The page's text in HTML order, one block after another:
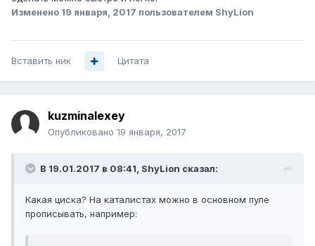
Изменено 19 января, 2017 пользователем ShyLion
Вставить ник Цитата
kuzminalexey
Опубликовано 19 января, 2017
В 19.01.2017 в 08:41, ShyLion сказал:
Какая циска? На каталистах можно в основном пуле
прописывать, например: